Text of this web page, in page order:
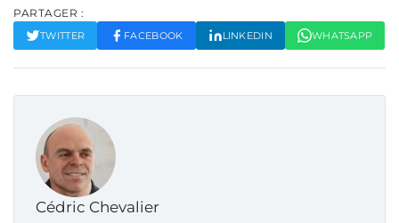
PARTAGER :
TWITTER FACEBOOK LINKEDIN WHATSAPP
Cédric Chevalier